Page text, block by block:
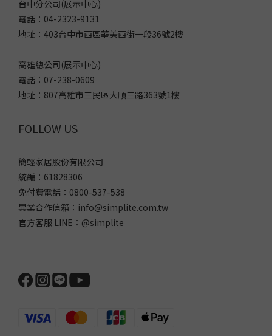
台中分公司(展示中心)
電話：04-2323-9131
地址：403台中市西區華美西街一段36號2樓
高雄總公司(展示中心)
電話：07-238-0609
地址：807高雄市三民區大順三路363號1樓
FOLLOW US
簡輕家居股份有限公司
統編：61828306
免付費電話：0800-537-538
異業合作信箱：info@simplite.com.tw
官方客服 LINE：@simplite